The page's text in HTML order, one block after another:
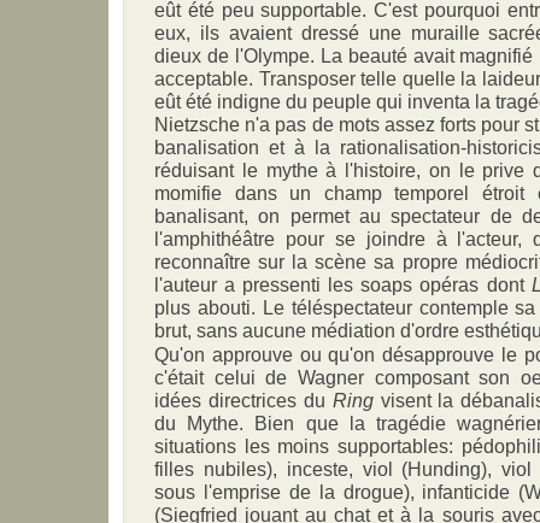
eût été peu supportable. C'est pourquoi
eux, ils avaient dressé une muraille
dieux de l'Olympe. La beauté avait
acceptable. Transposer telle quelle la
eût été indigne du peuple qui inventa la
Nietzsche n'a pas de mots assez forts pour
banalisation et à la rationalisation-
réduisant le mythe à l'histoire, on le prive
momifie dans un champ temporel
banalisant, on permet au spectateur de
l'amphithéâtre pour se joindre à l'acteur,
reconnaître sur la scène sa propre
l'auteur a pressenti les soaps opéras dont
plus abouti. Le téléspectateur contemple
brut, sans aucune médiation d'ordre
Qu'on approuve ou qu'on désapprouve le
c'était celui de Wagner composant son
idées directrices du Ringvisent la
du Mythe. Bien que la tragédie
situations les moins supportables:
filles nubiles), inceste, viol (Hunding), viol
sous l'emprise de la drogue), infanticide
(Siegfried jouant au chat et à la souris